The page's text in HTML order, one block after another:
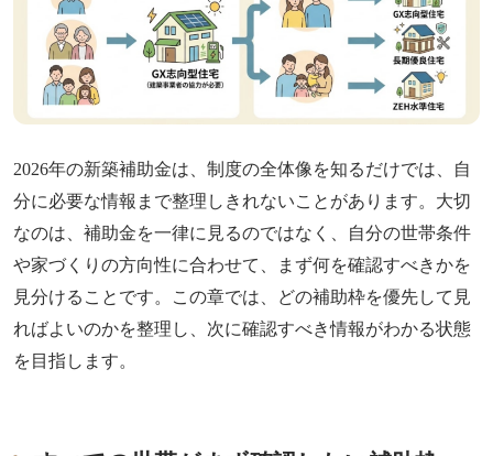
2026年の新築補助金は、制度の全体像を知るだけでは、自
分に必要な情報まで整理しきれないことがあります。大切
なのは、補助金を一律に見るのではなく、自分の世帯条件
や家づくりの方向性に合わせて、まず何を確認すべきかを
見分けることです。この章では、どの補助枠を優先して見
ればよいのかを整理し、次に確認すべき情報がわかる状態
を目指します。